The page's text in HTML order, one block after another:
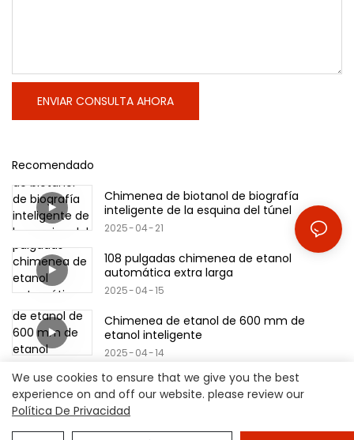
ENVIAR CONSULTA AHORA
Recomendado
Chimenea de biotanol de biografía
inteligente de la esquina del túnel
2025 04 21
108 pulgadas chimenea de etanol
automática extra larga
2025 04 15
Chimenea de etanol de 600 mm de
etanol inteligente
2025 04 14
We use cookies to ensure that we give you the best
experience on and off our website. please review our
Política De Privacidad